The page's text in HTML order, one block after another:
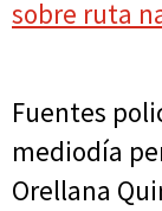
sobre ruta
Fuentes
mediodía
Orellana